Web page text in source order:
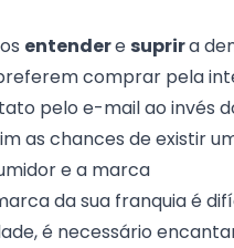
entendere suprira
comprar pela
pelo e-mail ao invés
as chances de existir
e a marca
da sua franquia é
é necessário